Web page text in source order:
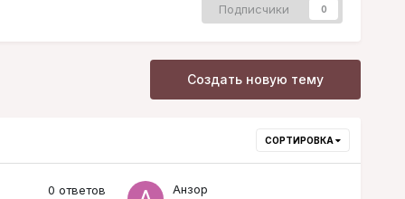
Подписчики 0
Создать новую тему
СОРТИРОВКА
0 ответов
Анзор